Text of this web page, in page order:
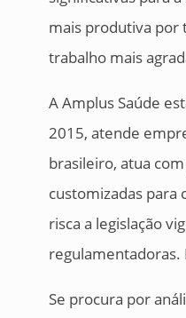
mais produtiva por
trabalho mais
A Amplus Saúde
2015, atende
brasileiro, atua
customizadas para
risca a legislação
Se procura por